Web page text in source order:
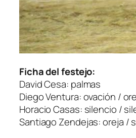
Ficha del festejo:
David Cesa: palmas
Diego Ventura: ovación /
Horacio Casas: silencio /
Santiago Zendejas: oreja /